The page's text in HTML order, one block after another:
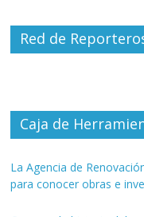
Red de
Caja de
La Agencia de
para conocer obras e